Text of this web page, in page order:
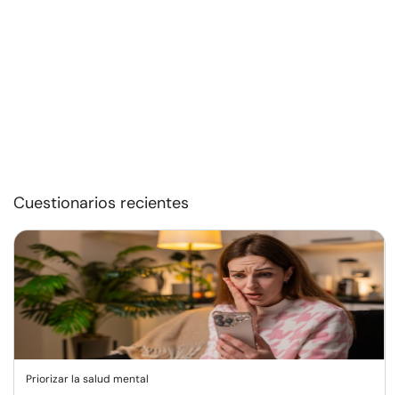
Cuestionarios recientes
Priorizar la salud mental